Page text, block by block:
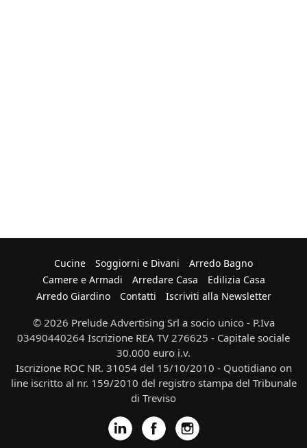
Cucine Soggiorni e Divani
Arredo Bagno
Camere e Armadi
Arredare Casa
Edilizia Casa
Arredo Giardino
Contatti Iscriviti alla Newsletter
© 2026 Prelude Advertising Srl a socio unico - P.Iva
03490440264 Iscrizione REA TV 276625 - Capitale sociale
30.000 euro i.v.
Iscrizione ROC NR. 31054 del 15/10/2010 - Quotidiano on
line iscritto al nr. 159/2010 del registro stampa del Tribunale
di Treviso